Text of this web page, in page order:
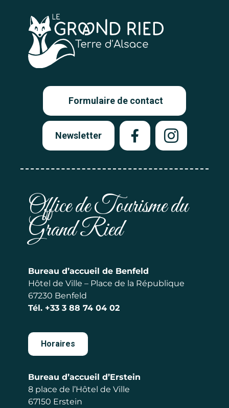
Formulaire de contact
Newsletter
Office de Tourisme du
Grand Ried
Bureau d’accueil de Benfeld
Hôtel de Ville – Place de la République
67230 Benfeld
Tél. +33 3 88 74 04 02
Horaires
Bureau d’accueil d’Erstein
8 place de l’Hôtel de Ville
67150 Erstein